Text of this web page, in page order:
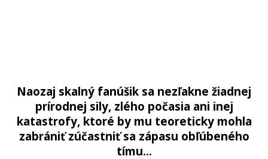
Naozaj skalný fanúšik sa nezľakne žiadnej
prírodnej sily, zlého počasia ani inej
katastrofy, ktoré by mu teoreticky mohla
zabrániť zúčastniť sa zápasu obľúbeného
tímu…